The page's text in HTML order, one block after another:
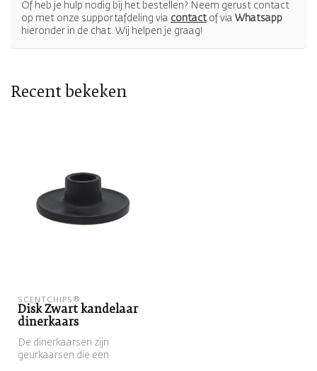
Of heb je hulp nodig bij het bestellen? Neem gerust contact
op met onze supportafdeling via contactof via Whatsapp
hieronder in de chat. Wij helpen je graag!
Recent bekeken
SCENTCHIPS®
Disk Zwart kandelaar
dinerkaars
De dinerkaarsen zijn
geurkaarsen die een